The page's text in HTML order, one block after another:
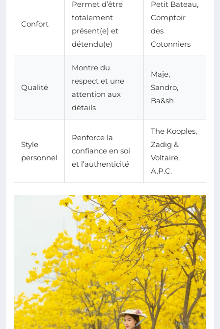
Confort
Permet d’être
totalement
présent(e) et
détendu(e)
Petit Bateau,
Comptoir
des
Cotonniers
Qualité
Montre du
respect et une
attention aux
détails
Maje,
Sandro,
Ba&sh
Style
personnel
Renforce la
confiance en soi
et l’authenticité
The Kooples,
Zadig &
Voltaire,
A.P.C.